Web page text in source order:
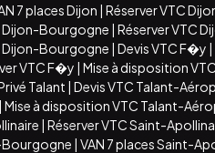
7 places Dijon | Réserver VTC
Bourgogne | Réserver VTC
Bourgogne | Devis VTC F�y |
VTC F�y | Mise à disposition
Talant | Devis VTC Talant-
| Mise à disposition VTC Talant-
| Réserver VTC Saint-
| VAN 7 places Saint-